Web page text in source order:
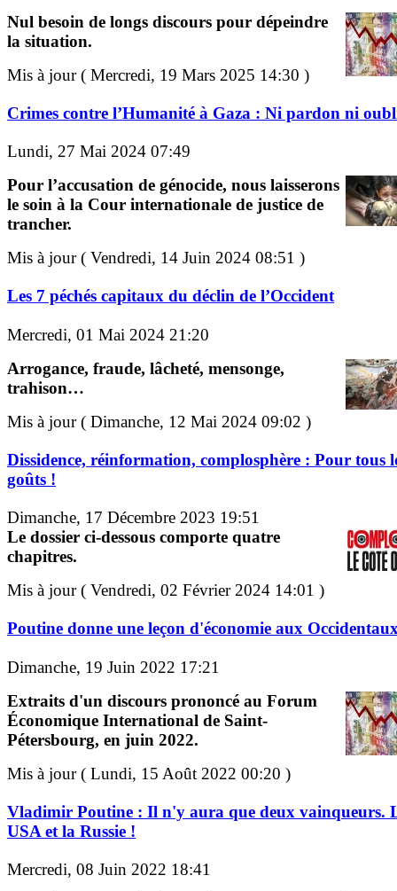
Nul besoin de longs discours pour dépeindre
la situation.
Mis à jour ( Mercredi, 19 Mars 2025 14:30 )
Crimes contre l’Humanité à Gaza : Ni pardon ni
Lundi, 27 Mai 2024 07:49
Pour l’accusation de génocide, nous laisserons
le soin à la Cour internationale de justice de
trancher.
Mis à jour ( Vendredi, 14 Juin 2024 08:51 )
Les 7 péchés capitaux du déclin de l’Occident
Mercredi, 01 Mai 2024 21:20
Arrogance, fraude, lâcheté, mensonge,
trahison…
Mis à jour ( Dimanche, 12 Mai 2024 09:02 )
Dissidence, réinformation, complosphère : Pour tous
goûts !
Dimanche, 17 Décembre 2023 19:51
Le dossier ci-dessous comporte quatre
chapitres.
Mis à jour ( Vendredi, 02 Février 2024 14:01 )
Poutine donne une leçon d'économie aux
Dimanche, 19 Juin 2022 17:21
Extraits d'un discours prononcé au Forum
Économique International de Saint-
Pétersbourg, en juin 2022.
Mis à jour ( Lundi, 15 Août 2022 00:20 )
Vladimir Poutine : Il n'y aura que deux vainqueurs.
USA et la Russie !
Mercredi, 08 Juin 2022 18:41